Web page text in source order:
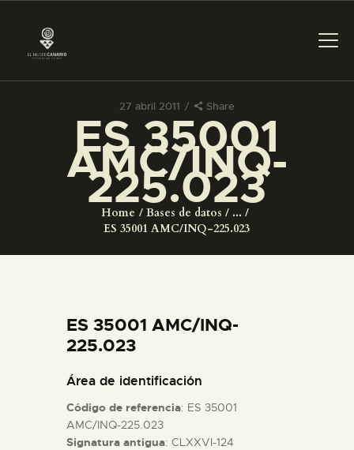
27 abril 2011 Share
ES 35001
AMC/INQ-
225.023
Home Bases de datos
...
ES 35001 AMC/INQ-225.023
PREPARAR LA VISITA
ACTIVIDADES
COLECCIONES
ESPAÑOL
ES 35001 AMC/INQ-
225.023
Área de identificación
Código de referencia: ES 35001
AMC/INQ-225.023
Signatura antigua: CLXXVI-124